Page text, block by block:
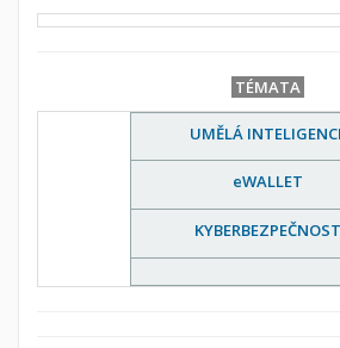
TÉMATA
UMĚLÁ
eWALLET
KYBERBEZPEČNOST